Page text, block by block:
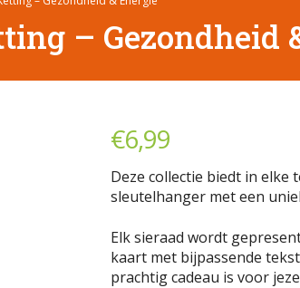
– Gezondheid
€6,99
Deze collectie biedt in elke
sleutelhanger met een
Elk sieraad wordt
kaart met bijpassende
prachtig cadeau is voor